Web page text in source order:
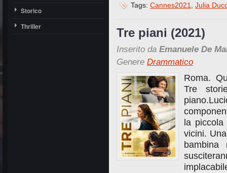
Storico
Thriller
Tags: Cannes2021 Julia
Tre piani (2021)
Inserito da Emanuele De
Genere Drammatico
Roma.
Tre
la
vicini.
bambina